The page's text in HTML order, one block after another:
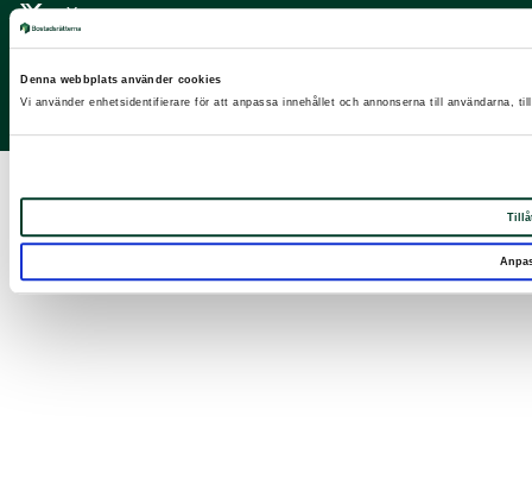
Denna webbplats använder cookies
Vi använder enhetsidentifierare för att anpassa innehållet och annonserna till användarna,
X
Facebook
LinkedIn
Instagram